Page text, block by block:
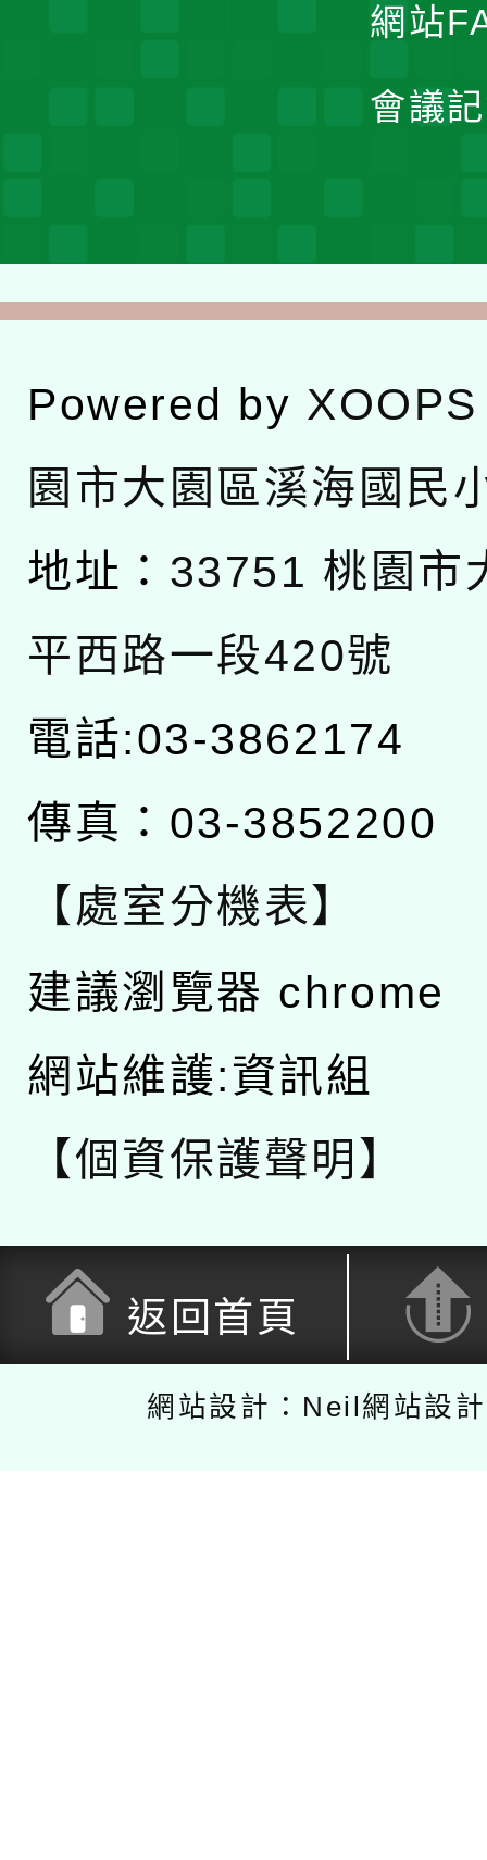
網站
會議
Powered by XOOPS
園市大園區溪海國民
地址： 33751 桃園市
平西路一段420號
電話:03-3862174
傳真：03-3852200
【處室分機表】
建議瀏覽器 chrome
網站維護:資訊組
【個資保護聲明】
返回首頁
網站設計：Neil網站設